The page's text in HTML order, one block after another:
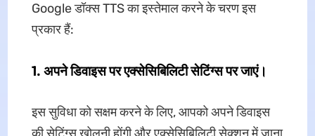
Google डॉक्स TTS का इस्तेमाल करने के चरण इस
प्रकार हैं:
1. अपने डिवाइस पर एक्सेसिबिलिटी सेटिंग्स पर जाएं।
इस सुविधा को सक्षम करने के लिए, आपको अपने डिवाइस